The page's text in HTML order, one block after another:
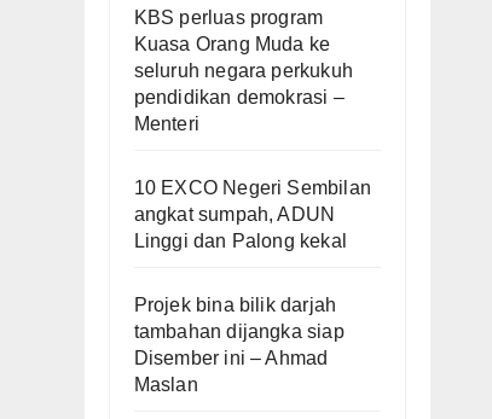
KBS perluas program
Kuasa Orang Muda ke
seluruh negara perkukuh
pendidikan demokrasi –
Menteri
10 EXCO Negeri Sembilan
angkat sumpah, ADUN
Linggi dan Palong kekal
Projek bina bilik darjah
tambahan dijangka siap
Disember ini – Ahmad
Maslan